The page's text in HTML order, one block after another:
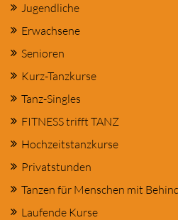
Jugendliche
Erwachsene
Senioren
Kurz-Tanzkurse
Tanz-Singles
FITNESS trifft TANZ
Hochzeitstanzkurse
Privatstunden
Tanzen für Menschen mit
Laufende Kurse